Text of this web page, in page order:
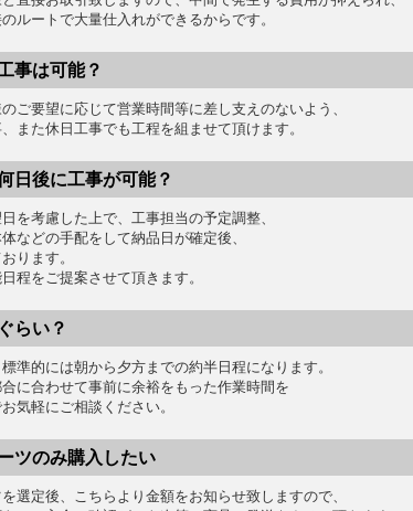
ルートで大量仕入れができるからです。
事は可能？
ご要望に応じて営業時間等に差し支えのないよう、
また休日工事でも工程を組ませて頂けます。
日後に工事が可能？
を考慮した上で、工事担当の予定調整、
などの手配をして納品日が確定後、
ります。
程をご提案させて頂きます。
らい？
準的には朝から夕方までの約半日程になります。
に合わせて事前に余裕をもった作業時間を
気軽にご相談ください。
ツのみ購入したい
選定後、こちらより金額をお知らせ致しますので、